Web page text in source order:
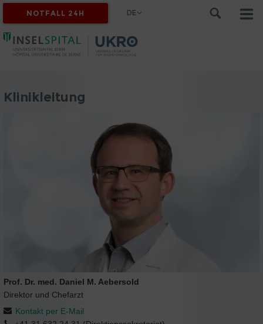
NOTFALL 24H DE
Klinikleitung
Prof. Dr. med. Daniel M. Aebersold
Direktor und Chefarzt
Kontakt per E-Mail